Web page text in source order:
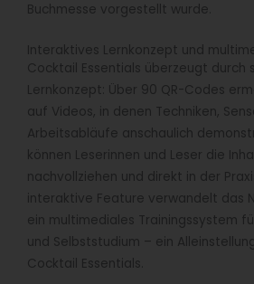
Buchmesse vorgestellt wurde.
Interaktives Lernkonzept und
Cocktail Essentials überzeugt durch
Lernkonzept: Über 90 QR-Codes
auf Videos, in denen Techniken,
Arbeitsabläufe anschaulich
können Leserinnen und Leser die
nachvollziehen und direkt in der
interaktive Feature verwandelt das
ein multimediales Trainingssystem
und Selbststudium – ein
Cocktail Essentials.